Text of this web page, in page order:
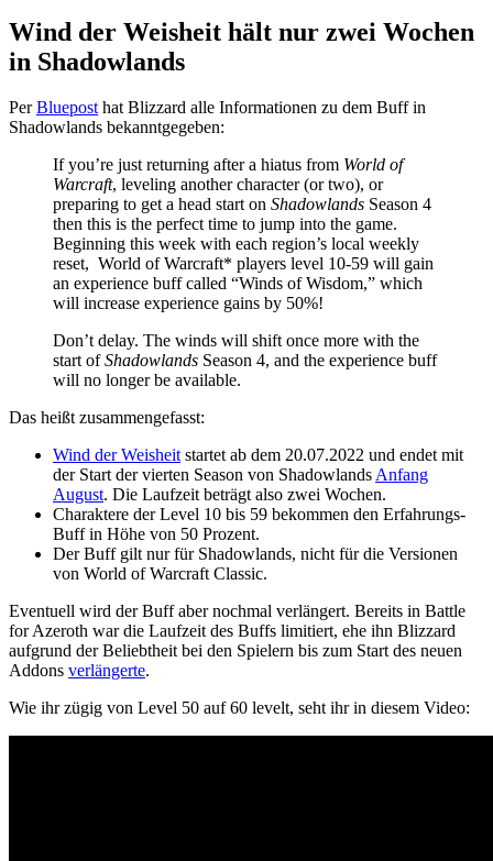
Wind der Weisheit hält nur zwei Wochen
in Shadowlands
PerBlueposthat Blizzard alle Informationen zu dem Buff in
Shadowlands bekanntgegeben:
If you’re just returning after a hiatus from World of
Warcraft, leveling another character (or two), or
preparing to get a head start on Shadowlands Season 4
then this is the perfect time to jump into the game.
Beginning this week with each region’s local weekly
reset, World of Warcraft* players level 10-59 will gain
an experience buff called “Winds of Wisdom,” which
will increase experience gains by 50%!
Don’t delay. The winds will shift once more with the
start ofShadowlands Season 4, and the experience buff
will no longer be available.
Das heißt zusammengefasst:
Wind der Weisheitstartet ab dem 20.07.2022 und endet mit
der Start der vierten Season von ShadowlandsAnfang
August. Die Laufzeit beträgt also zwei Wochen.
Charaktere der Level 10 bis 59 bekommen den Erfahrungs-
Buff in Höhe von 50 Prozent.
Der Buff gilt nur für Shadowlands, nicht für die Versionen
von World of Warcraft Classic.
Eventuell wird der Buff aber nochmal verlängert. Bereits in Battle
for Azeroth war die Laufzeit des Buffs limitiert, ehe ihn Blizzard
aufgrund der Beliebtheit bei den Spielern bis zum Start des neuen
Addons verlängerte.
Wie ihr zügig von Level 50 auf 60 levelt, seht ihr in diesem Video: